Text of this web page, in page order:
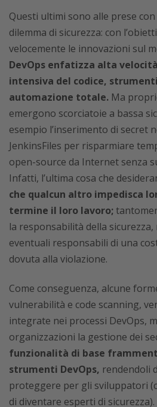
Questi ultimi sono alle prese
dilemma di sicurezza: con
velocemente le innovazioni sul
DevOps enfatizza alta
intensiva del codice,
automazione totale. Ma
emergono scorciatoie a bassa
esempio l’inserimento di secret
JenkinsFiles per risparmiare
open-source da Internet senza
Infatti, l’ultima cosa che
che qualcun altro impedisca
termine il loro lavoro;
la responsabilità della
eventuali responsabili di una
dovuta alla violazione.
Come conseguenza, alcune
vulnerabilità e code scanning,
integrate nei processi DevOps,
organizzazioni la gestione dei
funzionalità di base
strumenti DevOps, rendendoli
proteggere per gli sviluppatori
di diventare esperti di